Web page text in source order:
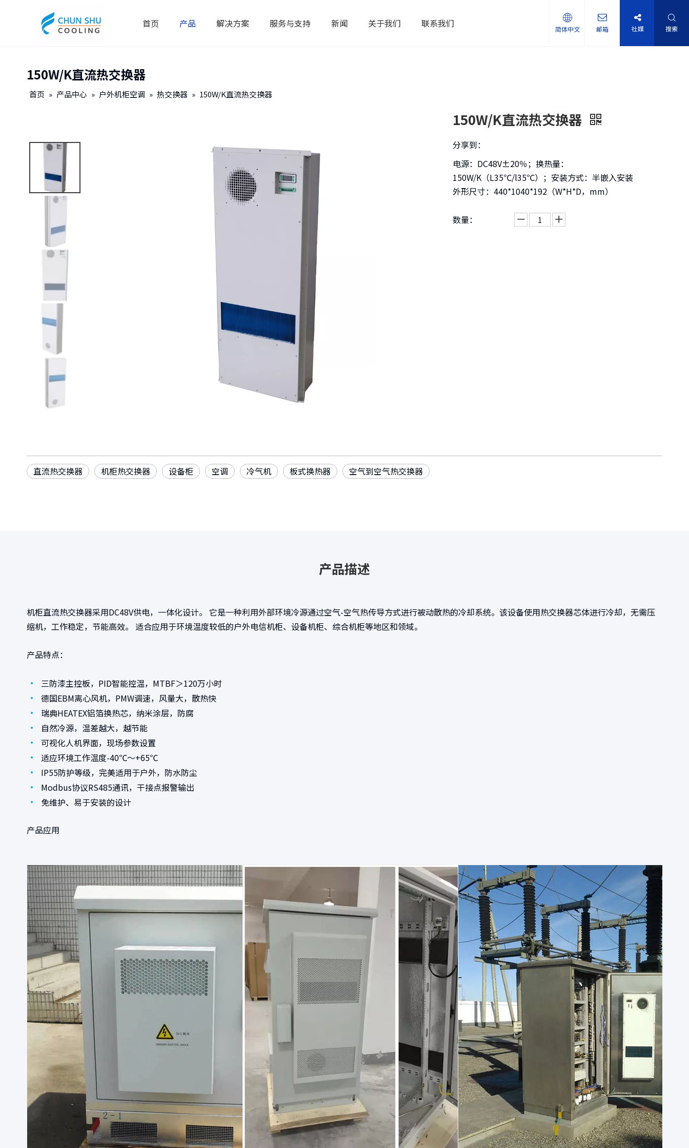
首页 产品 解决方案 服务与支持 新闻 关于我们 联系我们 简体中文 邮箱 社媒 搜索
150W/K直流热交换器
首页 » 产品中心 » 户外机柜空调 » 热交换器 » 150W/K直流热交换器
150W/K直流热交换器
分享到：
电源：DC48V±20％；换热量：
150W/K（L35℃/l35℃）；安装方式：半嵌入安装
外形尺寸：440*1040*192（W*H*D，mm）
数量：
直流热交换器 机柜热交换器 设备柜 空调 冷气机 板式换热器 空气到空气热交换器
产品描述
机柜直流热交换器采用DC48V供电，一体化设计。 它是一种利用外部环境冷源通过空气-空气热传导方式进行被动散热的冷却系统。该设备使用热交换器芯体进行冷却，无需压
缩机，工作稳定，节能高效。 适合应用于环境温度较低的户外电信机柜、设备机柜、综合机柜等地区和领域。
产品特点：
• 三防漆主控板，PID智能控温，MTBF＞120万小时
• 德国EBM离心风机，PMW调速，风量大，散热快
• 瑞典HEATEX铝箔换热芯，纳米涂层，防腐
• 自然冷源，温差越大，越节能
• 可视化人机界面，现场参数设置
• 适应环境工作温度-40℃～+65℃
• IP55防护等级，完美适用于户外，防水防尘
• Modbus协议RS485通讯，干接点报警输出
• 免维护、易于安装的设计
产品应用